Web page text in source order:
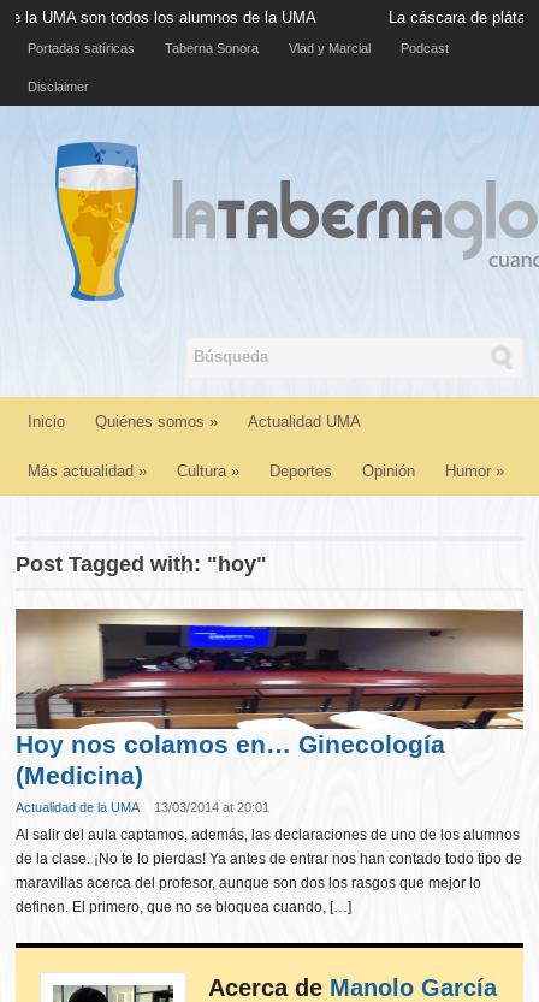
son todos los alumnos de la UMA La cáscara de plátano
Portadas satíricas Taberna Sonora Vlad y Marcial Podcast
Disclaimer
Inicio Quiénes somos » Actualidad UMA
Más actualidad » Cultura» Deportes Opinión Humor »
Post Tagged with: "hoy"
Hoy nos colamos en… Ginecología
(Medicina)
Actualidad de la UMA 13/03/2014 at 20:01
Al salir del aula captamos, además, las declaraciones de uno de los alumnos
de la clase. ¡No te lo pierdas! Ya antes de entrar nos han contado todo tipo de
maravillas acerca del profesor, aunque son dos los rasgos que mejor lo
definen. El primero, que no se bloquea cuando, […]
Acerca de Manolo García